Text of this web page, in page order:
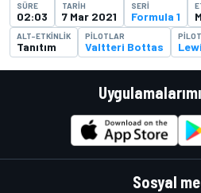
SÜRE
02:03
TARIH
7 Mar 2021
SERI
Formula 1
ALT-ETKINLIK
Tanıtım
PILOTLAR
Valtteri Bottas
Sosyal